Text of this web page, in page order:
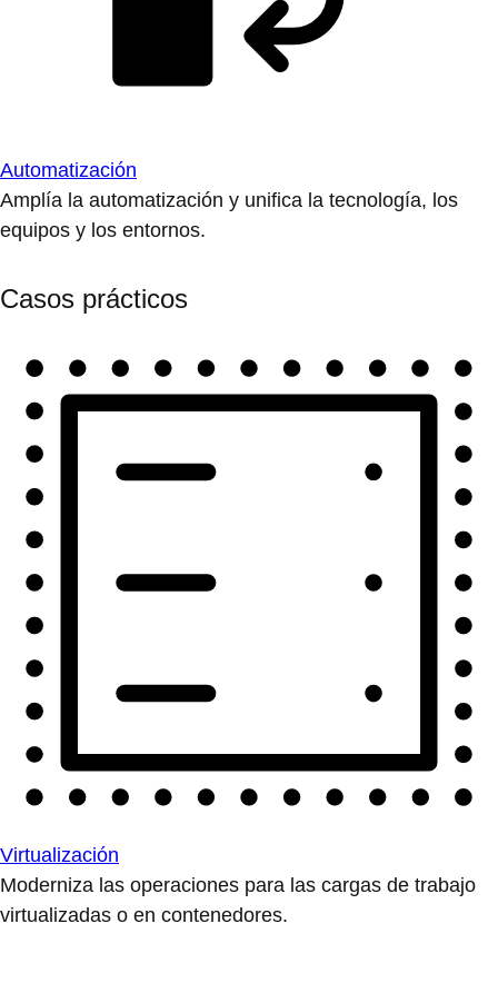
Automatización
Amplía la automatización y unifica la tecnología, los
equipos y los entornos.
Casos prácticos
Virtualización
Moderniza las operaciones para las cargas de trabajo
virtualizadas o en contenedores.